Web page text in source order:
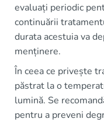
evaluați periodic
continuării
durata acestuia va
menținere.
În ceea ce privește
păstrat la o
lumină. Se
pentru a preveni